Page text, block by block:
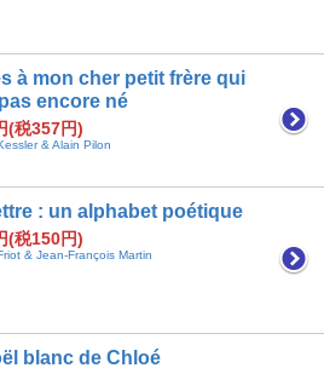
à mon cher petit frère qui
encore né
(税357円)
& Alain Pilon
: un alphabet poétique
(税150円)
& Jean-François Martin
blanc de Chloé